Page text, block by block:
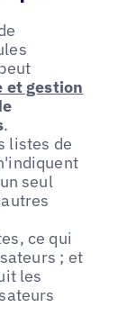
et gestion
.
listes de
seul
ce qui
; et
les